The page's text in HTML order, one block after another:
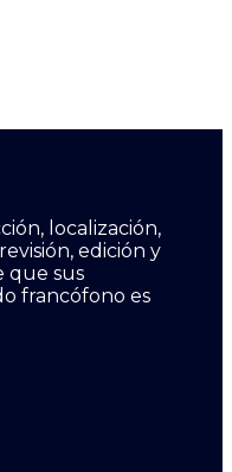
localización,
edición y
que sus
francófono es